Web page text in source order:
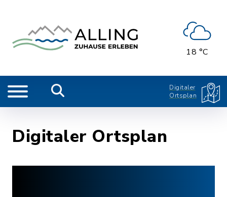
18 °C
Digitaler
Ortsplan
Digitaler Ortsplan